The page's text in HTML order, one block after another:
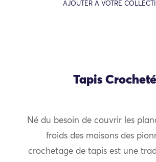
AJOUTER À VOTRE
Tapis Crocheté
Né du besoin de couvrir les
froids des maisons des
crochetage de tapis est une